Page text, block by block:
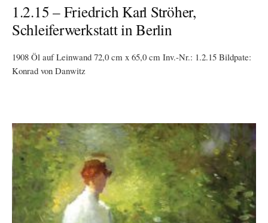
1.2.15 – Friedrich Karl Ströher,
Schleiferwerkstatt in Berlin
1908 Öl auf Leinwand 72,0 cm x 65,0 cm Inv.-Nr.: 1.2.15 Bildpate:
Konrad von Danwitz